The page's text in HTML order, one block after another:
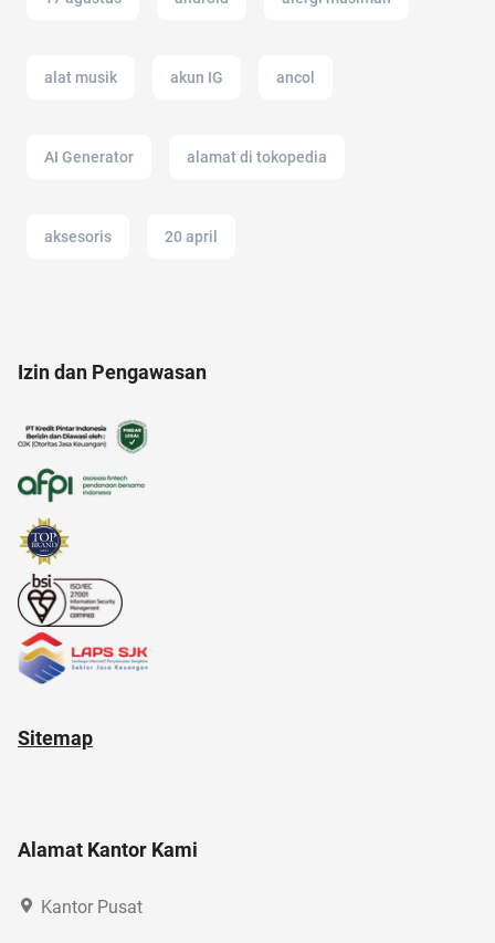
alat musik akun IG ancol
AI Generator alamat di tokopedia
aksesoris 20 april
american music awards 2021
administrasi bisnis
anak susah makan
Izin dan Pengawasan
Sitemap
Alamat Kantor Kami
Kantor Pusat